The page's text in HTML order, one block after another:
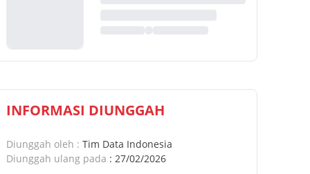
INFORMASI DIUNGGAH
Diunggah oleh : Tim Data Indonesia
Diunggah ulang pada : 27/02/2026